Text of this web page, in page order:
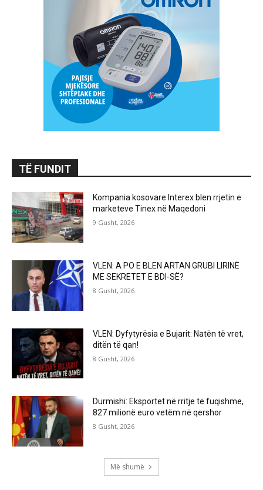
TË FUNDIT
Kompania kosovare Interex blen rrjetin e
marketeve Tinex në Maqedoni
9 Gusht, 2026
VLEN: A PO E BLEN ARTAN GRUBI LIRINË
ME SEKRETET E BDI-SË?
8 Gusht, 2026
VLEN: Dyfytyrësia e Bujarit: Natën të vret,
ditën të qan!
8 Gusht, 2026
Durmishi: Eksportet në rritje të fuqishme,
827 milionë euro vetëm në qershor
8 Gusht, 2026
Më shumë